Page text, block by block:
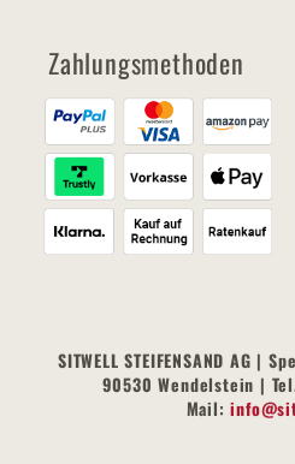
Zahlungsmethoden
SITWELL STEIFENSAND AG |
90530 Wendelstein |
Mail: